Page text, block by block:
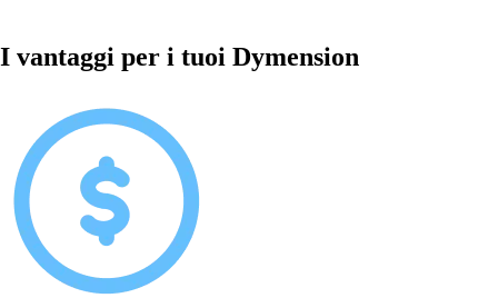
I vantaggi per i tuoi Dymension